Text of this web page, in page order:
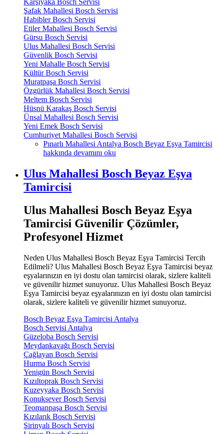
Şafak Mahallesi Bosch Servisi
Habibler Bosch Servisi
Etiler Mahallesi Bosch Servisi
Gürsu Bosch Servisi
Ulus Mahallesi Bosch Servisi
Güvenlik Bosch Servisi
Yeni Mahalle Bosch Servisi
Kültür Bosch Servisi
Muratpaşa Bosch Servisi
Özgürlük Mahallesi Bosch Servisi
Meltem Bosch Servisi
Hüsnü Karakaş Bosch Servisi
Ünsal Mahallesi Bosch Servisi
Yeni Emek Bosch Servisi
Cumhuriyet Mahallesi Bosch Servisi
Pınarlı Mahallesi Antalya Bosch Beyaz Eşya Tamircisi
hakkında devamını oku
Ulus Mahallesi Bosch Beyaz Eşya
Tamircisi
Ulus Mahallesi Bosch Beyaz Eşya
Tamircisi Güvenilir Çözümler,
Profesyonel Hizmet
Neden Ulus Mahallesi Bosch Beyaz Eşya Tamircisi Tercih
Edilmeli? Ulus Mahallesi Bosch Beyaz Eşya Tamircisi beyaz
eşyalarınızın en iyi dostu olan tamircisi olarak, sizlere kaliteli
ve güvenilir hizmet sunuyoruz. Ulus Mahallesi Bosch Beyaz
Eşya Tamircisi beyaz eşyalarınızın en iyi dostu olan tamircisi
olarak, sizlere kaliteli ve güvenilir hizmet sunuyoruz.
Bosch Beyaz Eşya Tamircisi Antalya
Bosch Servisi Antalya
Güzeloba Bosch Servisi
Meydankavağı Bosch Servisi
Çağlayan Bosch Servisi
Hurma Bosch Servisi
Yenigün Bosch Servisi
Kızıltoprak Bosch Servisi
Kuzeyyaka Bosch Servisi
Konuksever Bosch Servisi
Teomanpaşa Bosch Servisi
Kızılarık Bosch Servisi
Şirinyalı Bosch Servisi